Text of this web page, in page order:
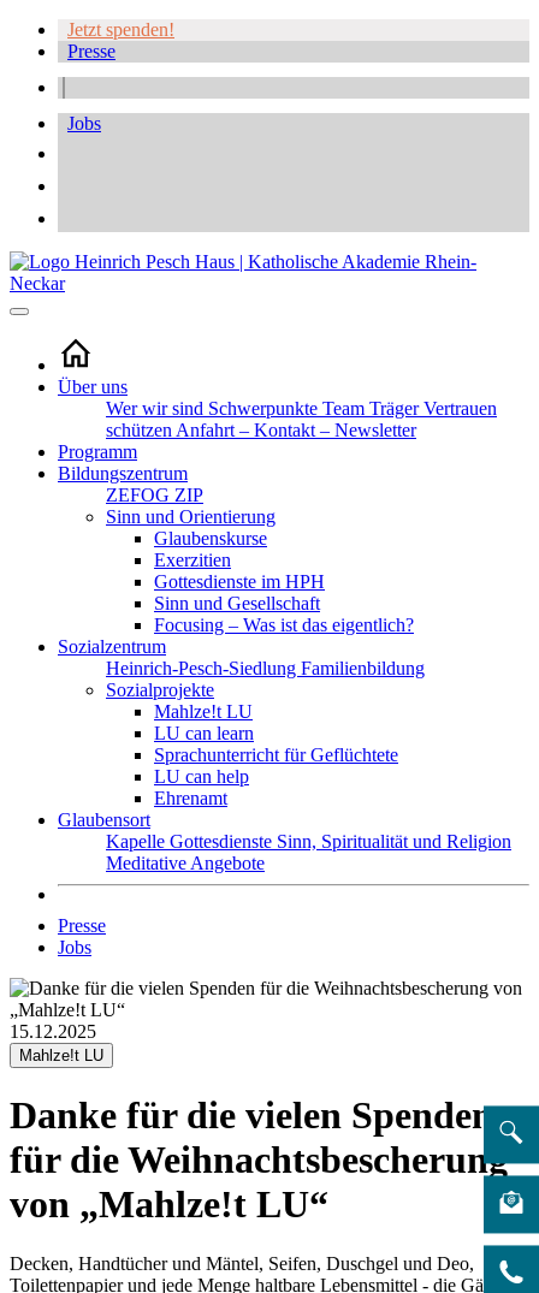
Jetzt spenden!
Presse
Jobs
Über uns
Wer wir sind Schwerpunkte Team TrägerVertrauen
schützen Anfahrt – Kontakt – Newsletter
Programm
Bildungszentrum
ZEFOG ZIP
Sinn und Orientierung
Glaubenskurse
Exerzitien
Gottesdienste im HPH
Sinn und Gesellschaft
Focusing – Was ist das eigentlich?
Sozialzentrum
Heinrich-Pesch-Siedlung Familienbildung
Sozialprojekte
Mahlze!t LU
LU can learn
Sprachunterricht für Geflüchtete
LU can help
Ehrenamt
Glaubensort
Kapelle Gottesdienste Sinn, Spiritualität und Religion
Meditative Angebote
Presse
Jobs
15.12.2025
Mahlze!t LU
Danke für die vielen Spenden
für die Weihnachtsbescherung
von „Mahlze!t LU“
Decken, Handtücher und Mäntel, Seifen, Duschgel und Deo,
Toilettenpapier und jede Menge haltbare Lebensmittel - die Gäste